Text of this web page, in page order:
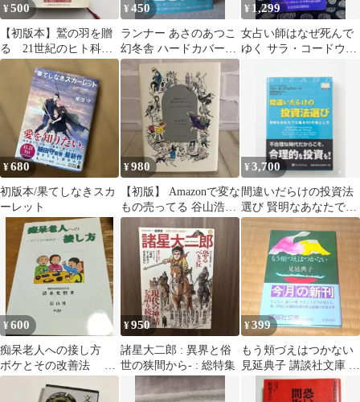
¥500
【初版本】鷲の羽を贈
る 21世紀のヒト科
へ 宮内勝典 三五館
¥450
ランナー あさのあつこ
幻冬舎 ハードカバー初
版本
¥ 1,299
女占い師はなぜ死んで
ゆく サラ・コードウェ
¥680
初版本/果てしなきスカ
ーレット
¥980
【初版】 Amazonで変な
もの売ってる 谷山浩子
イースト・プレス エッ
セイ本
¥3,700
間違いだらけの投資法
選び 賢明なあなたでも
陥る52の落とし穴
¥600
痴呆老人への接し方
ボケとその改善法 線
引き
¥950
諸星大二郎 : 異界と俗
世の狭間から- : 総特集
¥399
もう頬づえはつかない
見延典子 講談社文庫 中
古本 初版本